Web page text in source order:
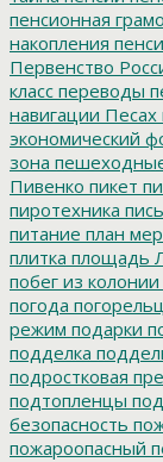
пенсионная
накопления
Первенство
класс переводы
навигации Песах
экономический
зона
Пивенко пикет
пиротехника
питание план
плитка площадь
побег из колонии
погода
режим подарки
подделка
подростковая
подтопленцы
безопасность
пожароопасный